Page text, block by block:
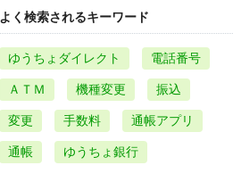
よく検索されるキーワード
ゆうちょダイレクト 電話番号
ＡＴＭ 機種変更 振込
変更 手数料 通帳アプリ
通帳 ゆうちょ銀行